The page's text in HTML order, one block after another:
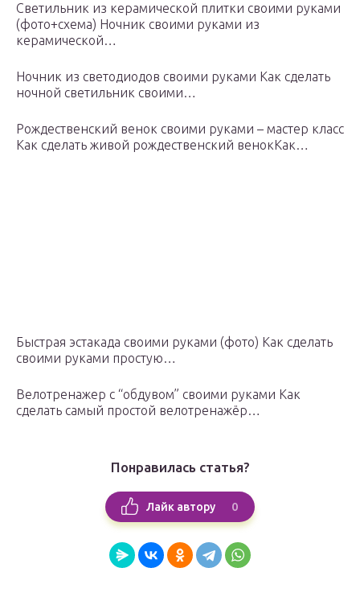
Светильник из керамической плитки своими руками
(фото+схема) Ночник своими руками из
керамической…
Ночник из светодиодов своими руками Как сделать
ночной светильник своими…
Рождественский венок своими руками – мастер класс
Как сделать живой рождественский венокКак…
Быстрая эстакада своими руками (фото) Как сделать
своими руками простую…
Велотренажер с “обдувом” своими руками Как
сделать самый простой велотренажёр…
Понравилась статья?
Лайк автору 0